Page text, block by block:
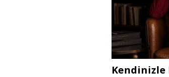
Kendinizle